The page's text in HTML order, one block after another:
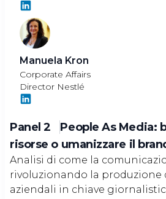
Manuela Kron
Corporate Affairs
Director Nestlé
Panel 2
People As Media:
risorse o umanizzare il
Analisi di come la
rivoluzionando la produzione
aziendali in chiave